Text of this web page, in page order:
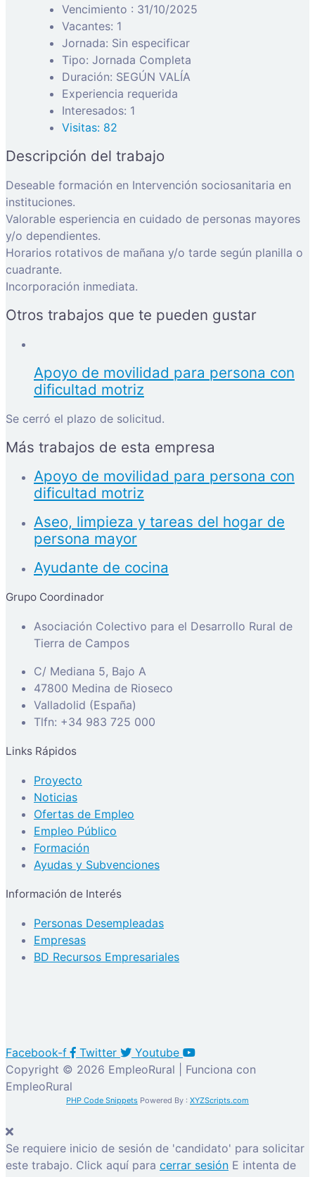
Vencimiento : 31/10/2025
Vacantes: 1
Jornada: Sin especificar
Tipo: Jornada Completa
Duración: SEGÚN VALÍA
Experiencia requerida
Interesados: 1
Visitas: 82
Descripción del trabajo
Deseable formación en Intervención sociosanitaria en
instituciones.
Valorable esperiencia en cuidado de personas mayores
y/o dependientes.
Horarios rotativos de mañana y/o tarde según planilla o
cuadrante.
Incorporación inmediata.
Otros trabajos que te pueden gustar
Apoyo de movilidad para persona con
dificultad motriz
Se cerró el plazo de solicitud.
Más trabajos de esta empresa
Apoyo de movilidad para persona con
dificultad motriz
Aseo, limpieza y tareas del hogar de
persona mayor
Ayudante de cocina
Grupo Coordinador
Asociación Colectivo para el Desarrollo Rural de
Tierra de Campos
C/ Mediana 5, Bajo A
47800 Medina de Rioseco
Valladolid (España)
Tlfn: +34 983 725 000
Links Rápidos
Proyecto
Noticias
Ofertas de Empleo
Empleo Público
Formación
Ayudas y Subvenciones
Información de Interés
Personas Desempleadas
Empresas
BD Recursos Empresariales
Facebook-f Twitter
Youtube
Copyright © 2026 EmpleoRural | Funciona con
EmpleoRural
PHP Code Snippets Powered By : XYZScripts.com
Se requiere inicio de sesión de 'candidato' para solicitar
este trabajo. Click aquí para cerrar sesión E intenta de